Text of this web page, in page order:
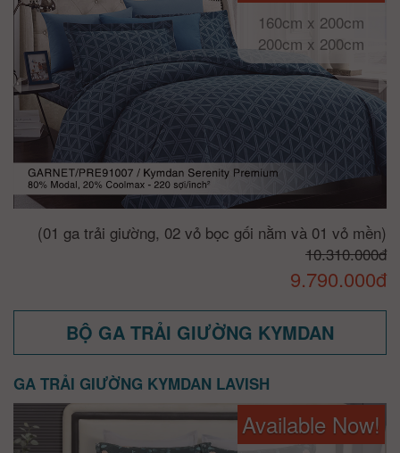
160cm x 200cm
200cm x 200cm
(01 ga trải giường, 02 vỏ bọc gối nằm và 01 vỏ mền)
10.310.000đ
9.790.000đ
BỘ GA TRẢI GIƯỜNG KYMDAN
GA TRẢI GIƯỜNG KYMDAN LAVISH
Available Now!